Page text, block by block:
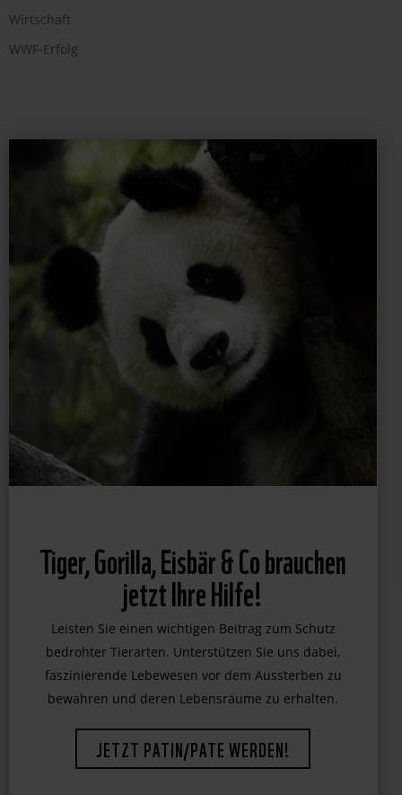
Wirtschaft
WWF-Erfolg
Tiger, Gorilla, Eisbär & Co brauchen
jetzt Ihre Hilfe!
Leisten Sie einen wichtigen Beitrag zum Schutz
bedrohter Tierarten. Unterstützen Sie uns dabei,
faszinierende Lebewesen vor dem Aussterben zu
JETZT PATIN/PATE WERDEN!